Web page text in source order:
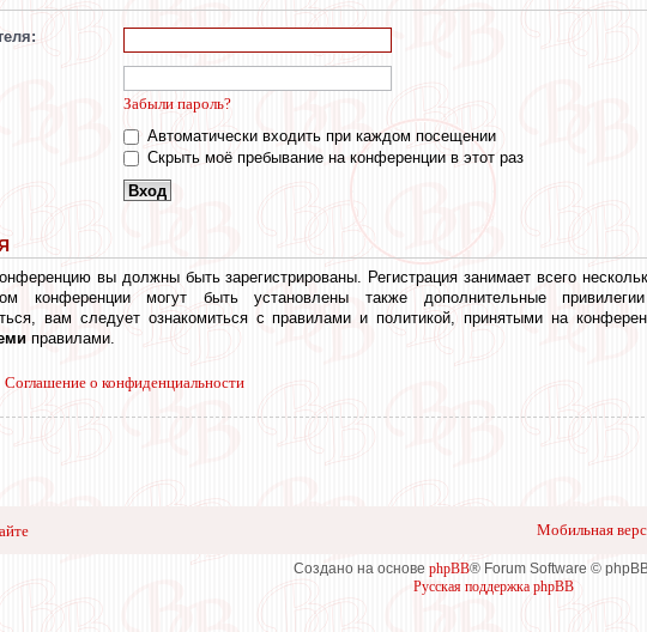
Забыли пароль?
Автоматически входить при каждом посещении
Скрыть моё пребывание на конференции в этот раз
вы должны быть зарегистрированы. Регистрация занимает всего
конференции могут быть установлены также дополнительные
вам следует ознакомиться с правилами и политикой, принятыми на
правилами.
Соглашение о конфиденциальности
Мобильная
Создано на основе phpBB® Forum Software ©
Русская поддержка phpBB